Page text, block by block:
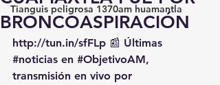
Tianguis peligrosa 1370am huamantla
BRONCOASPIRACIÓN
http://tun.in/sfFLp 📰 Últimas
#noticias en #ObjetivoAM,
transmisión en vivo por